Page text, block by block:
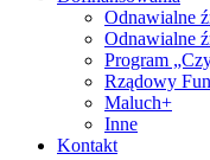
Odnawialne
Odnawialne
Program
Rządowy
Maluch+
Inne
Kontakt